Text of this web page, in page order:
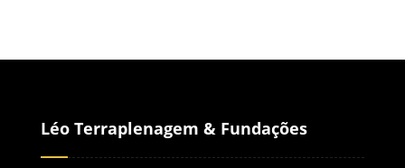
Léo Terraplenagem & Fundações